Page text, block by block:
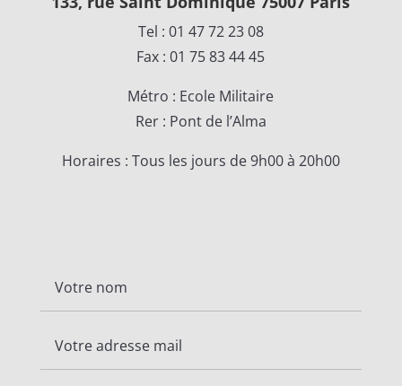
Tel : 01 47 72 23 08
Fax : 01 75 83 44 45
Métro : Ecole Militaire
Rer : Pont de l’Alma
Horaires : Tous les jours de 9h00 à 20h00